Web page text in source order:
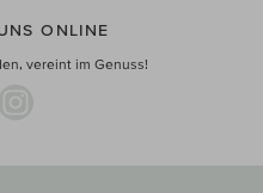
ONLINE
vereint im Genuss!